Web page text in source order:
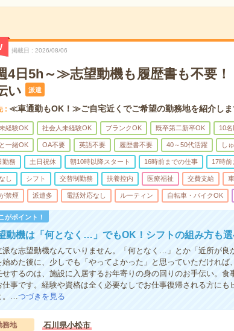
掲載日 2026/08/06
日5h～≫志望動機も履歴書も不要！
い
派遣
≪車通勤もOK！≫ご自宅近くでご希望の勤務地を紹介しま
経験OK 社会人未経験OK ブランクOK 既卒第二新卒OK 10
一緒OK OA不要 英語不要 履歴書不要 40～50代活躍 し
勤務 土日祝休 朝10時以降スタート 16時前までの仕事 17時前
し シフト 交替制勤務 扶養控内 医療福祉 交費支給
禁煙 派遣多 電話対応なし ルーティン 自転車・バイクOK
がポイント！
動機は「何となく…」でもOK！シフトの組み方も選
な志望動機なんていりません。「何となく…」とか「近所が良
始めた後に、少しでも「やってよかった」と思っていただけれ
せするのは、施設に入居するお年寄りの身の回りのお手伝い。食
仕事です。経験や資格は全く必要なしでお仕事復帰される方に
。…つづきを見る
務地
石川県小松市